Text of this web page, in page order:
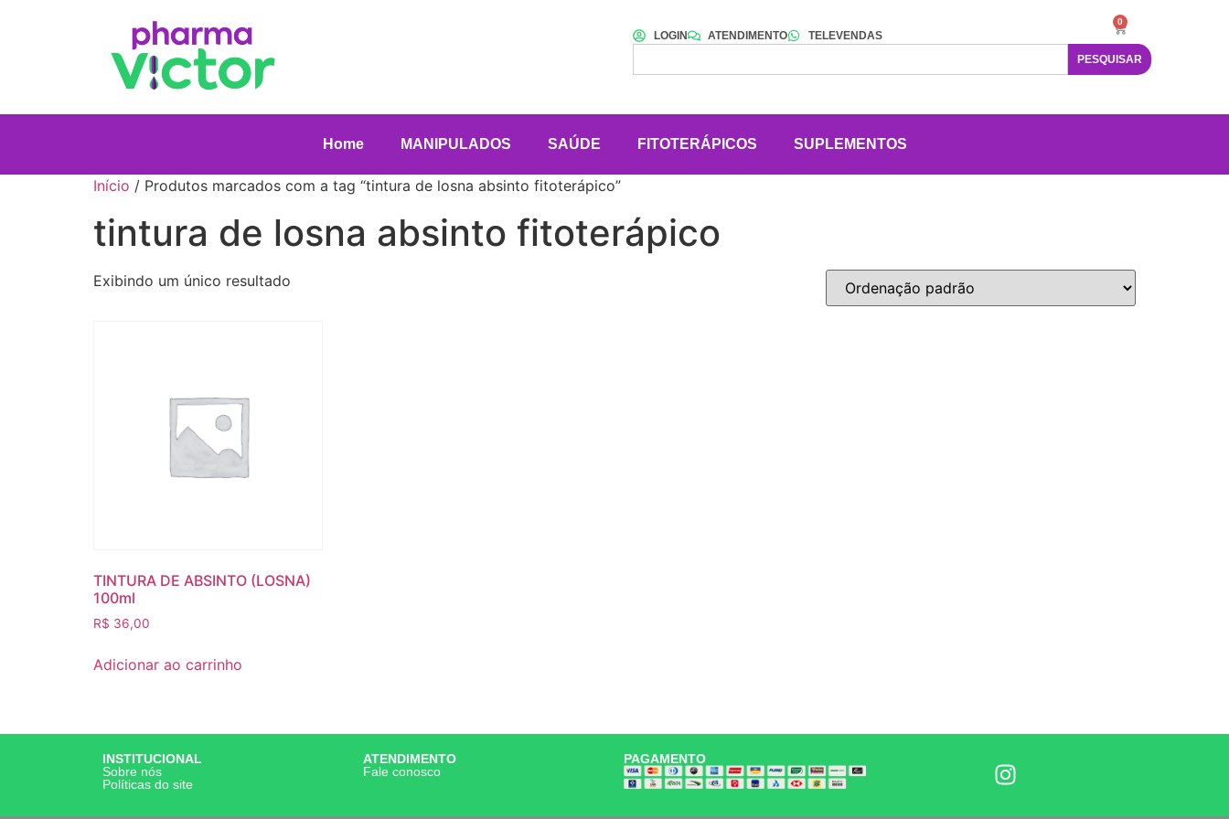
LOGIN ATENDIMENTO
TELEVENDAS
PESQUISAR
0
Home MANIPULADOS SAÚDE FITOTERÁPICOS SUPLEMENTOS
Início / Produtos marcados com a tag “tintura de losna absinto fitoterápico”
tintura de losna absinto fitoterápico
Exibindo um único resultado
TINTURA DE ABSINTO (LOSNA)
100ml
R$ 36,00
Adicionar ao carrinho
INSTITUCIONAL
Sobre nós
Políticas do site
ATENDIMENTO
Fale conosco
PAGAMENTO